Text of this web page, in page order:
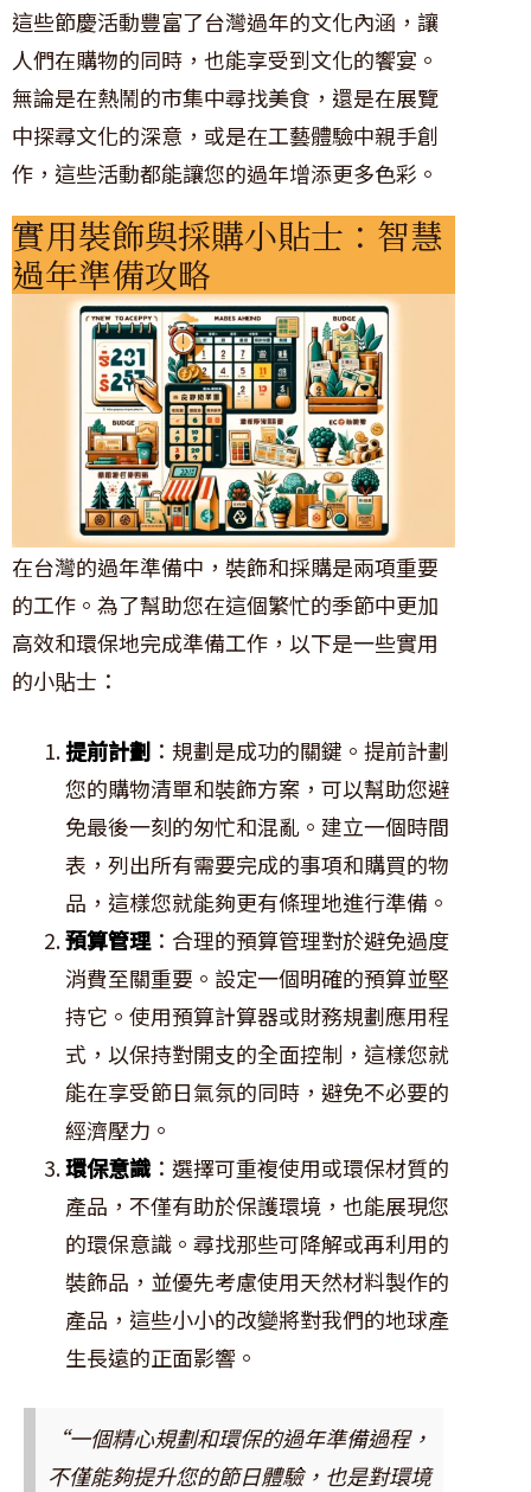
這些節慶活動豐富了台灣過年的文化內涵，讓
人們在購物的同時，也能享受到文化的饗宴。
無論是在熱鬧的市集中尋找美食，還是在展覽
中探尋文化的深意，或是在工藝體驗中親手創
作，這些活動都能讓您的過年增添更多色彩。
實用裝飾與採購小貼士：智慧
過年準備攻略
在台灣的過年準備中，裝飾和採購是兩項重要
的工作。為了幫助您在這個繁忙的季節中更加
高效和環保地完成準備工作，以下是一些實用
的小貼士：
提前計劃 ：規劃是成功的關鍵。提前計劃
您的購物清單和裝飾方案，可以幫助您避
免最後一刻的匆忙和混亂。建立一個時間
表，列出所有需要完成的事項和購買的物
品，這樣您就能夠更有條理地進行準備。
預算管理：合理的預算管理對於避免過度
消費至關重要。設定一個明確的預算並堅
持它。使用預算計算器或財務規劃應用程
式，以保持對開支的全面控制，這樣您就
能在享受節日氣氛的同時，避免不必要的
經濟壓力。
環保意識：選擇可重複使用或環保材質的
產品，不僅有助於保護環境，也能展現您
的環保意識。尋找那些可降解或再利用的
裝飾品，並優先考慮使用天然材料製作的
產品，這些小小的改變將對我們的地球產
生長遠的正面影響。
“一個精心規劃和環保的過年準備過程，
不僅能夠提升您的節日體驗，也是對環境